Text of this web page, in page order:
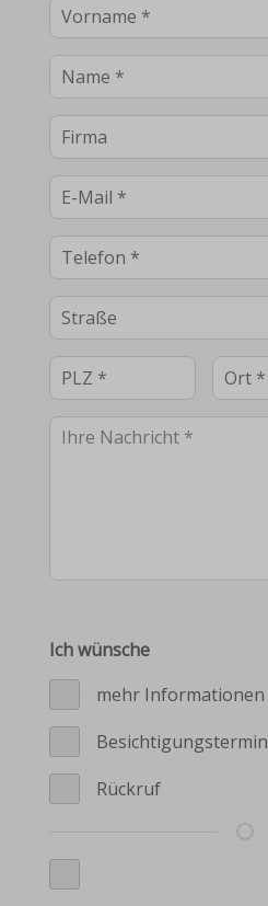
Ich wünsche
mehr Informationen
Besichtigungstermin
Rückruf